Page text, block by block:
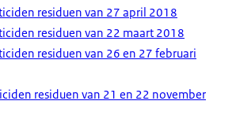
residuen van 27 april 2018
residuen van 22 maart 2018
residuen van 26 en 27 februari
residuen van 21 en 22 november